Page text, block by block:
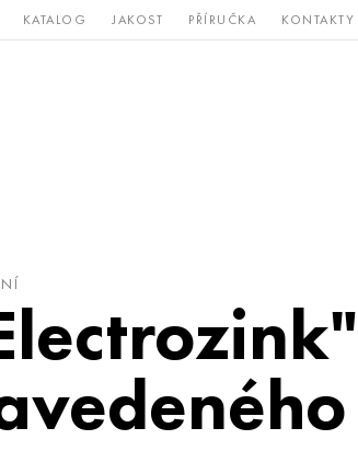
KATALOG JAKOST PŘÍRUČKA KONTAKTY
nerezová Vzácné a